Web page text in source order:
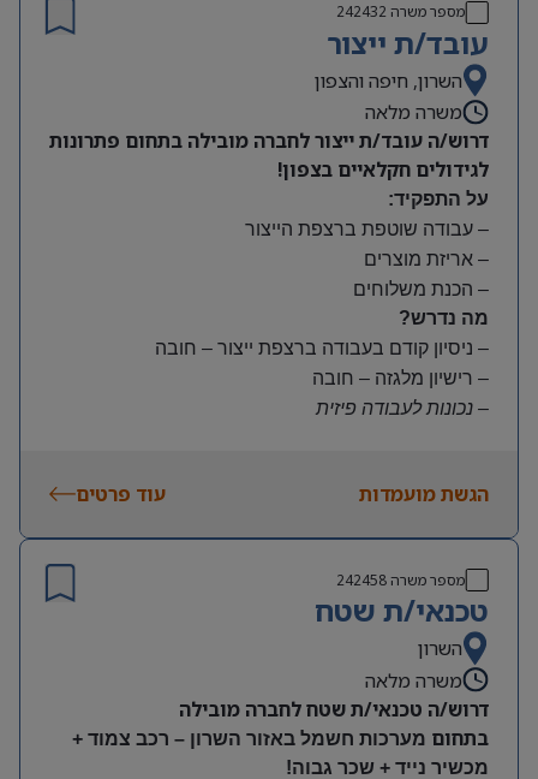
שעות נוספות לפי צורך
תנאים:
סיבוס
קרן השתלמות
מספר משרה 242432
עובד/ת ייצור
השרון, חיפה והצפון
משרה מלאה
דרוש/ה עובד/ת ייצור לחברה מובילה בתחום פתרונות
לגידולים חקלאיים בצפון!
על התפקיד:
– עבודה שוטפת ברצפת הייצור
– אריזת מוצרים
– הכנת משלוחים
מה נדרש?
– ניסיון קודם בעבודה ברצפת ייצור – חובה
– רישיון מלגזה – חובה
– נכונות לעבודה פיזית
משרה מלאה | ימים א-ה | 6:30-15:30
קרן השתלמות ובונוסים
עובד חברה מהיום הראשון
מיקום: חדרה
הגשת מועמדות עוד פרטים
מספר משרה242458
טכנאי/ת שטח
השרון
משרה מלאה
דרוש/ה טכנאי/ת שטח לחברה מובילה
בתחום מערכות חשמל באזור השרון – רכב צמוד +
מכשיר נייד + שכר גבוה!